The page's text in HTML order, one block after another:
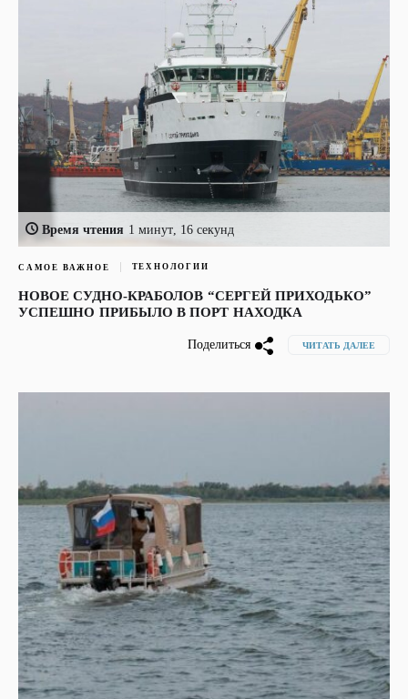
Время чтения 1 минут, 16 секунд
САМОЕ ВАЖНОЕ ТЕХНОЛОГИИ
НОВОЕ СУДНО-КРАБОЛОВ “СЕРГЕЙ ПРИХОДЬКО”
УСПЕШНО ПРИБЫЛО В ПОРТ НАХОДКА
Поделиться ЧИТАТЬ ДАЛЕЕ